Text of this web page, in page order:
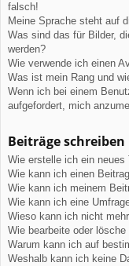
falsch!
Meine Sprache steht auf
Was sind das für Bilder,
werden?
Wie verwende ich einen
Was ist mein Rang und
Wenn ich bei einem
aufgefordert, mich
Beiträge schreiben
Wie erstelle ich ein neues
Wie kann ich einen
Wie kann ich meinem
Wie kann ich eine
Wieso kann ich nicht
Wie bearbeite oder
Warum kann ich auf
Weshalb kann ich keine